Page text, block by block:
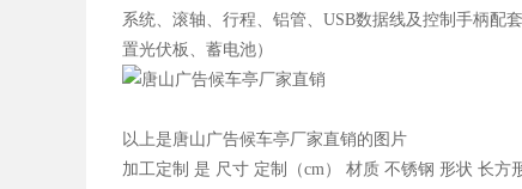
系统、滚轴、行程、铝管、USB数据线及控制手柄配
置光伏板、蓄电池）
以上是唐山广告候车亭厂家直销的图片
加工定制 是 尺寸 定制（cm） 材质 不锈钢 形状 长方